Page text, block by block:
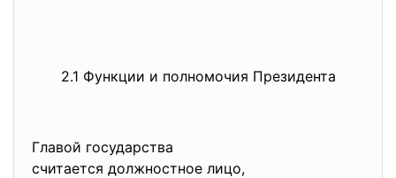
2.1 Функции и полномочия Президента
Главой государства
считается должностное лицо,